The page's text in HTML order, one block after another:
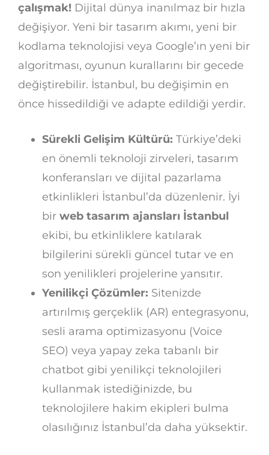
çalışmak! Dijital dünya inanılmaz bir hızla
değişiyor. Yeni bir tasarım akımı, yeni bir
kodlama teknolojisi veya Google’ın yeni bir
algoritması, oyunun kurallarını bir gecede
değiştirebilir. İstanbul, bu değişimin en
önce hissedildiği ve adapte edildiği yerdir.
Sürekli Gelişim Kültürü: Türkiye’deki
en önemli teknoloji zirveleri, tasarım
konferansları ve dijital pazarlama
etkinlikleri İstanbul’da düzenlenir. İyi
bir web tasarım ajansları İstanbul
ekibi, bu etkinliklere katılarak
bilgilerini sürekli güncel tutar ve en
son yenilikleri projelerine yansıtır.
Yenilikçi Çözümler: Sitenizde
artırılmış gerçeklik (AR) entegrasyonu,
sesli arama optimizasyonu (Voice
SEO) veya yapay zeka tabanlı bir
chatbot gibi yenilikçi teknolojileri
kullanmak istediğinizde, bu
teknolojilere hakim ekipleri bulma
olasılığınız İstanbul’da daha yüksektir.